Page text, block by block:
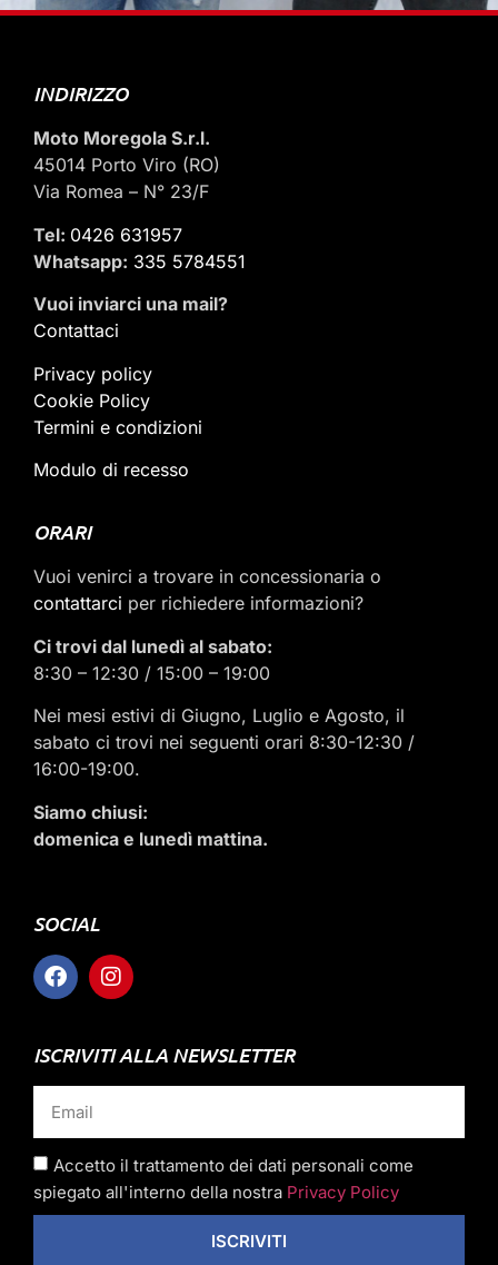
INDIRIZZO
Moto Moregola S.r.l.
45014 Porto Viro (RO)
Via Romea – N° 23/F
Tel: 0426 631957
Whatsapp: 335 5784551
Vuoi inviarci una mail?
Contattaci
Privacy policy
Cookie Policy
Termini e condizioni
Modulo di recesso
ORARI
Vuoi venirci a trovare in concessionaria o
contattarci per richiedere informazioni?
Ci trovi dal lunedì al sabato:
8:30 – 12:30 / 15:00 – 19:00
Nei mesi estivi di Giugno, Luglio e Agosto, il
sabato ci trovi nei seguenti orari 8:30-12:30 /
16:00-19:00.
Siamo chiusi:
domenica e lunedì mattina.
SOCIAL
ISCRIVITI ALLA NEWSLETTER
Accetto il trattamento dei dati personali come
spiegato all'interno della nostra Privacy Policy
ISCRIVITI